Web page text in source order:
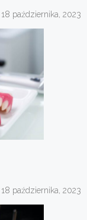
18 października, 2023
18 października, 2023